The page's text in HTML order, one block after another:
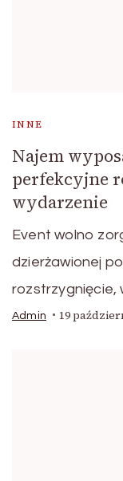
INNE
Najem
perfekcyjne
wydarzenie
Event wolno
dzierżawionej
rozstrzygnięcie,
Admin 19